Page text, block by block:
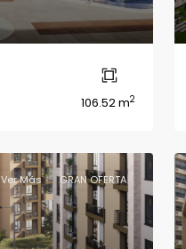
106.52 m2
Ver Más GRAN OFERTA